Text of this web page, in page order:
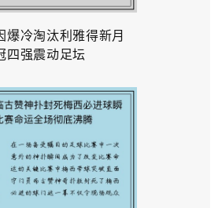
爆冷淘汰利雅得新月
四强震动足坛